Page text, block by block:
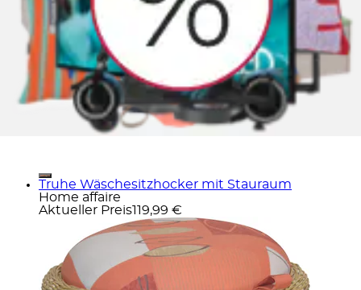
Truhe Wäschesitzhocker mit Stauraum
Home affaire
Aktueller Preis119,99 €